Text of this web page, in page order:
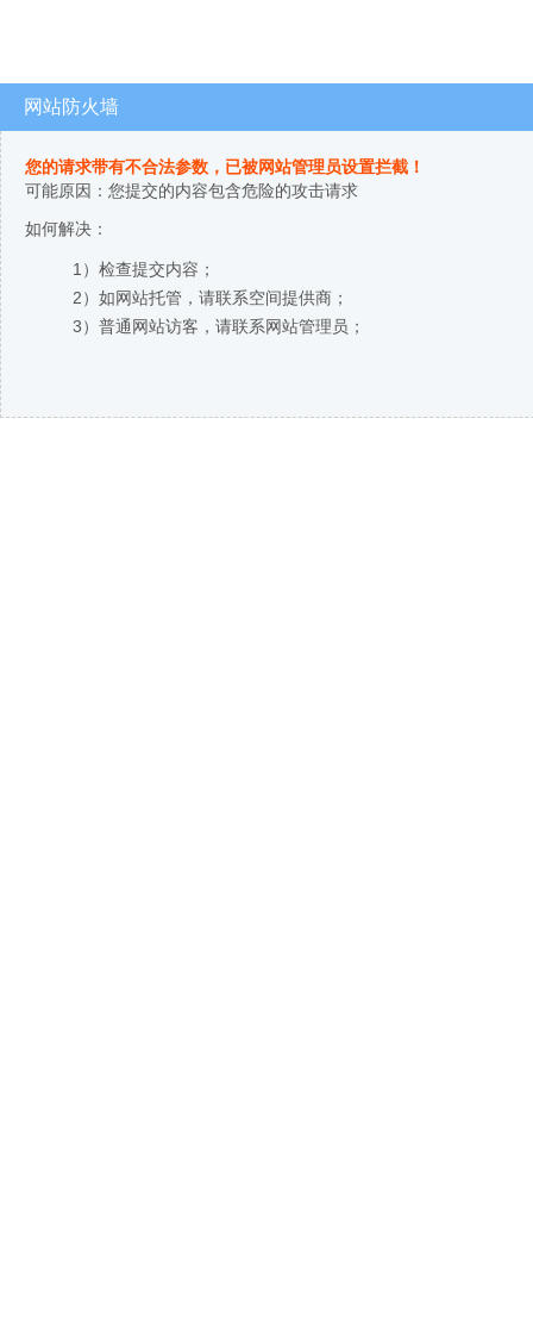
网站防火墙
您的请求带有不合法参数，已被网站管理员设置拦截！
可能原因：您提交的内容包含危险的攻击请求
如何解决：
1）检查提交内容；
2）如网站托管，请联系空间提供商；
3）普通网站访客，请联系网站管理员；